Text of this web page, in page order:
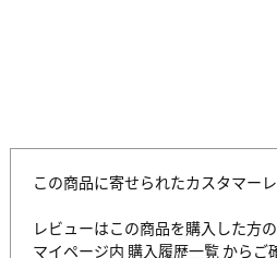
この商品に寄せられたカスタマー
レビューはこの商品を購入した方
マイページ内 購入履歴一覧 からご